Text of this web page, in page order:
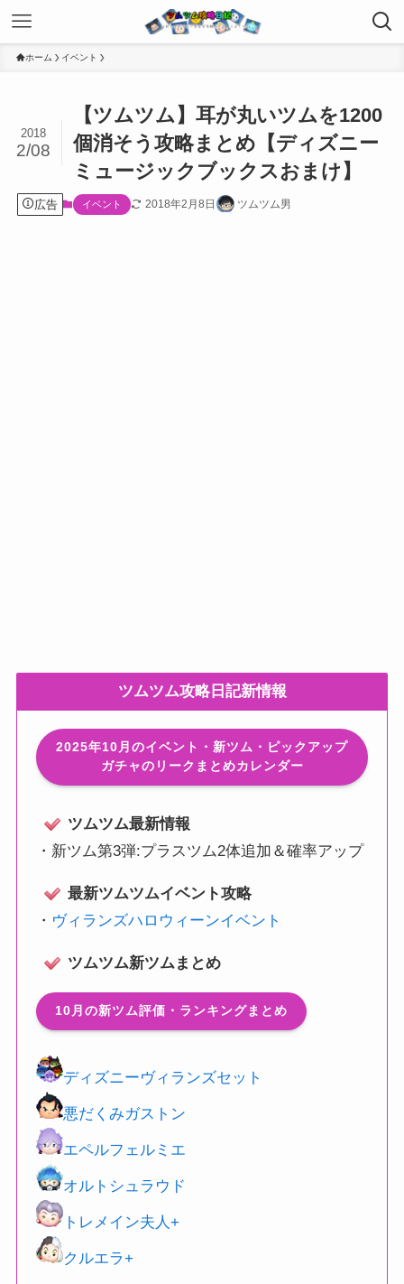
ホーム イベント
【ツムツム】耳が丸いツムを1200
個消そう攻略まとめ【ディズニー
ミュージックブックスおまけ】
2018
2/08
広告 イベント 2018年2月8日 ツムツム男
ツムツム攻略日記新情報
2025年10月のイベント・新ツム・ピックアップ
ガチャのリークまとめカレンダー
ツムツム最新情報
・ 新ツム第3弾:プラスツム2体追加＆確率アップ
最新ツムツムイベント攻略
・ ヴィランズハロウィーンイベント
ツムツム新ツムまとめ
10月の新ツム評価・ランキングまとめ
ディズニーヴィランズセット
悪だくみガストン
エペルフェルミエ
オルトシュラウド
トレメイン夫人+
クルエラ+